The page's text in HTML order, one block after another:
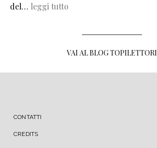
del… leggi tutto
VAI AL BLOG TOPILETTORI
MENU FOOTER
CONTATTI
CREDITS